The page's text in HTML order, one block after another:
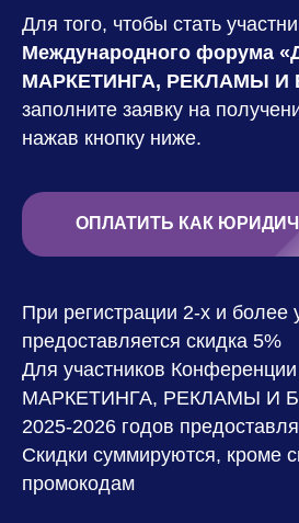
Для того, чтобы стать
Международного форума
МАРКЕТИНГА, РЕКЛАМЫ И
заполните заявку на
нажав кнопку ниже.
ОПЛАТИТЬ КАК
При регистрации 2-х и более
предоставляется скидка 5%
Для участников
МАРКЕТИНГА, РЕКЛАМЫ И
2025-2026 годов
Скидки суммируются, кроме
промокодам